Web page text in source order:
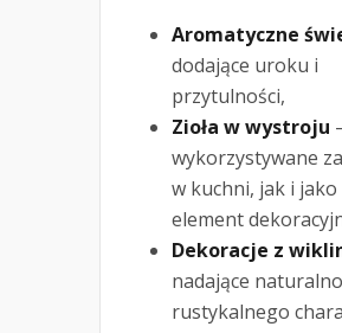
Aromatyczne
dodające uroku i
przytulności,
Zioła w wystroju
wykorzystywane
w kuchni, jak i jako
element
Dekoracje z
nadające
rustykalnego